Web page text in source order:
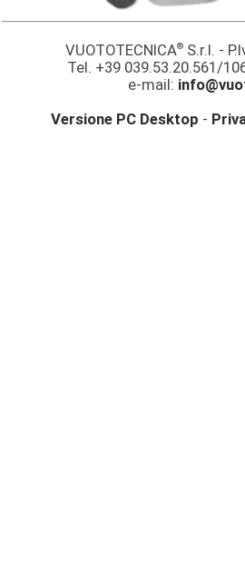
VUOTOTECNICA® S.r.l. -
Tel. +39 039.53.20.561/
e-mail:
Versione PC Desktop -